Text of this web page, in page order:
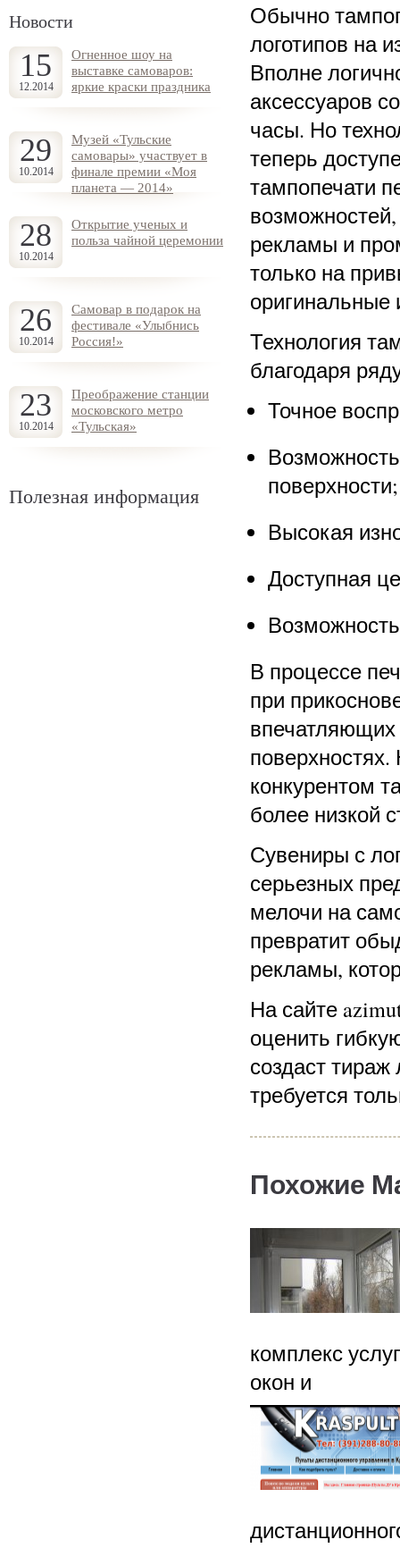
Новости
15
12.2014
Огненное шоу на
выставке самоваров:
яркие краски праздника
29
10.2014
Музей «Тульские
самовары» участвует в
финале премии «Моя
планета — 2014»
28
10.2014
Открытие ученых и
польза чайной церемонии
26
10.2014
Самовар в подарок на
фестивале «Улыбнись
Россия!»
23
10.2014
Преображение станции
московского метро
«Тульская»
Полезная информация
Обычно
логотипов на
Вполне
аксессуаров
часы. Но
теперь
тампопечати
рекламы и
только на
оригинальные
Технология
благодаря
Точное
поверхности;
Высокая
Доступная
В процессе
при
впечатляющих
конкурентом
более низкой
Сувениры с
серьезных
мелочи на
превратит
рекламы,
На сайте
оценить
создаст
требуется
Похожие
комплекс
окон и